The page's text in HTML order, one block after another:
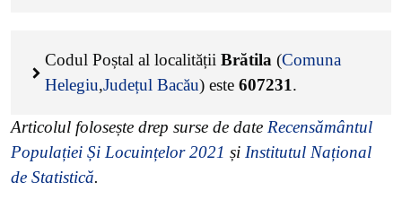
Codul Poștal al localității Brătila (Comuna
Helegiu,Județul Bacău) este 607231.
Articolul folosește drep surse de date Recensământul
Populației Și Locuințelor 2021 și Institutul Național
de Statistică.